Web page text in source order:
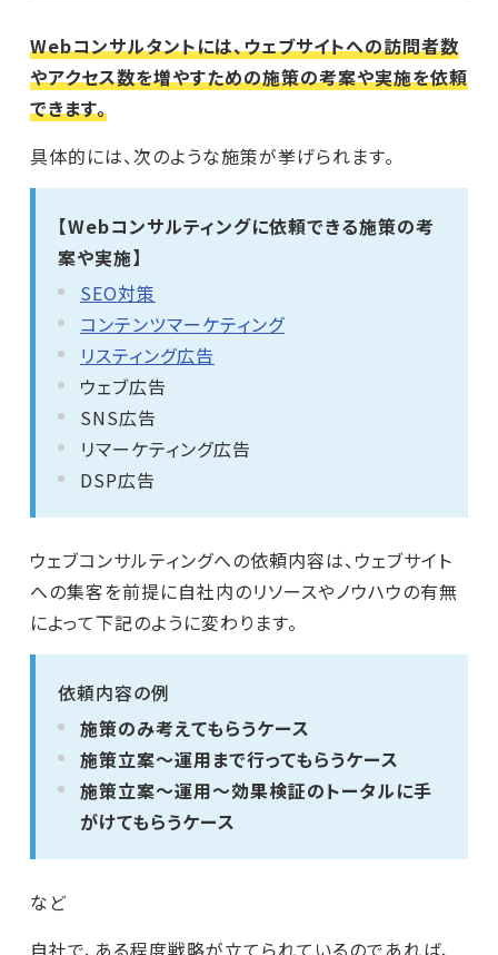
Webコンサルタントには、ウェブサイトへの訪問者数
やアクセス数を増やすための施策の考案や実施を依頼
できます。
具体的には、次のような施策が挙げられます。
【Webコンサルティングに依頼できる施策の考
案や実施】
SEO対策
コンテンツマーケティング
リスティング広告
ウェブ広告
SNS広告
リマーケティング広告
DSP広告
ウェブコンサルティングへの依頼内容は、ウェブサイト
への集客を前提に自社内のリソースやノウハウの有無
によって下記のように変わります。
依頼内容の例
施策のみ考えてもらうケース
施策立案～運用まで行ってもらうケース
施策立案～運用～効果検証のトータルに手
がけてもらうケース
など